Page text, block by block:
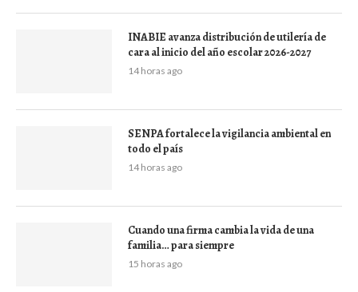
INABIE avanza distribución de utilería de
cara al inicio del año escolar 2026-2027
14 horas ago
SENPA fortalece la vigilancia ambiental en
todo el país
14 horas ago
Cuando una firma cambia la vida de una
familia… para siempre
15 horas ago